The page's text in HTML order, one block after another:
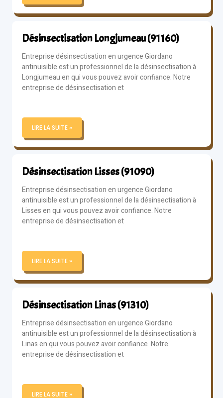
Désinsectisation Longjumeau (91160)
Entreprise désinsectisation en urgence Giordano
antinuisible est un professionnel de la désinsectisation à
Longjumeau en qui vous pouvez avoir confiance. Notre
entreprise de désinsectisation et
LIRE LA SUITE »
Désinsectisation Lisses (91090)
Entreprise désinsectisation en urgence Giordano
antinuisible est un professionnel de la désinsectisation à
Lisses en qui vous pouvez avoir confiance. Notre
entreprise de désinsectisation et
LIRE LA SUITE »
Désinsectisation Linas (91310)
Entreprise désinsectisation en urgence Giordano
antinuisible est un professionnel de la désinsectisation à
Linas en qui vous pouvez avoir confiance. Notre
entreprise de désinsectisation et
LIRE LA SUITE »